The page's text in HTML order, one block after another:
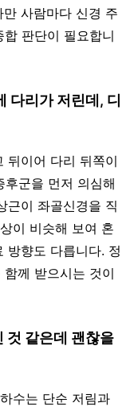
사람마다 신경 주
판단이 필요합니
다리가 저린데, 디
뒤이어 다리 뒤쪽이
군을 먼저 의심해
근이 좌골신경을 직
이 비슷해 보여 혼
방향도 다릅니다. 정
께 받으시는 것이
것 같은데 괜찮을
수는 단순 저림과